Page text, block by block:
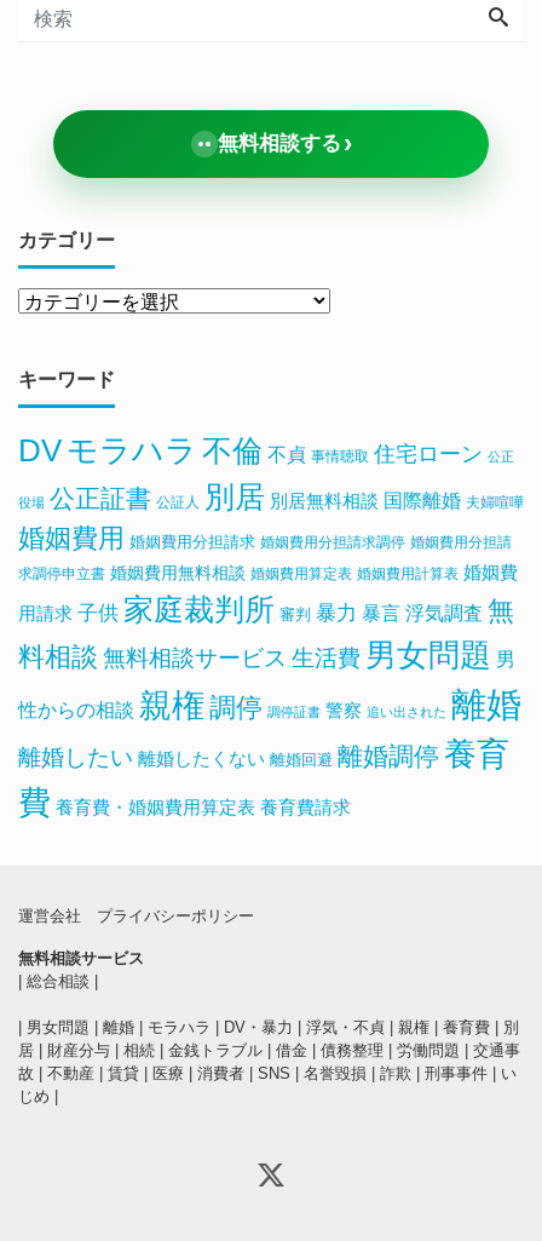
無料相談する ›
カテゴリー
キーワード
DV モラハラ 不倫 不貞 事情聴取 住宅ローン 公正
役場 公正証書 公証人 別居 別居無料相談 国際離婚 夫婦喧嘩
婚姻費用 婚姻費用分担請求 婚姻費用分担請求調停 婚姻費用分担請
求調停申立書 婚姻費用無料相談 婚姻費用算定表 婚姻費用計算表 婚姻費
用請求 子供 家庭裁判所 審判 暴力 暴言 浮気調査 無
料相談 無料相談サービス 生活費 男女問題 男
性からの相談 親権 調停 調停証書 警察 追い出された 離婚
離婚したい 離婚したくない 離婚回避 離婚調停 養育
費 養育費・婚姻費用算定表 養育費請求
運営会社 プライバシーポリシー
無料相談サービス
総合相談
男女問題 離婚 モラハラ DV・暴力 浮気・不貞 親権 養育費
別
居
財産分与 相続 金銭トラブル 借金 債務整理 労働問題
交通事
故
不動産 賃貸 医療 消費者 SNS 名誉毀損 詐欺 刑事事件
い
じめ